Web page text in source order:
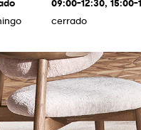
09:00-12:30, 15:00-
cerrado